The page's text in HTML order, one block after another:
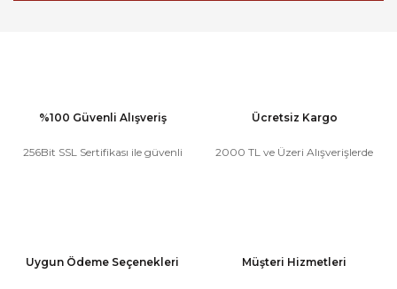
%100 Güvenli Alışveriş
256Bit SSL Sertifikası ile güvenli
Ücretsiz Kargo
2000 TL ve Üzeri Alışverişlerde
Uygun Ödeme Seçenekleri Müşteri Hizmetleri